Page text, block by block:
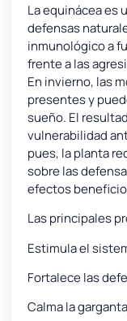
La equinácea es
defensas
inmunológico a
frente a las
En invierno, las
presentes y
sueño. El
vulnerabilidad
pues, la planta
sobre las
efectos
Las principales
Estimula el
Fortalece las
Calma la